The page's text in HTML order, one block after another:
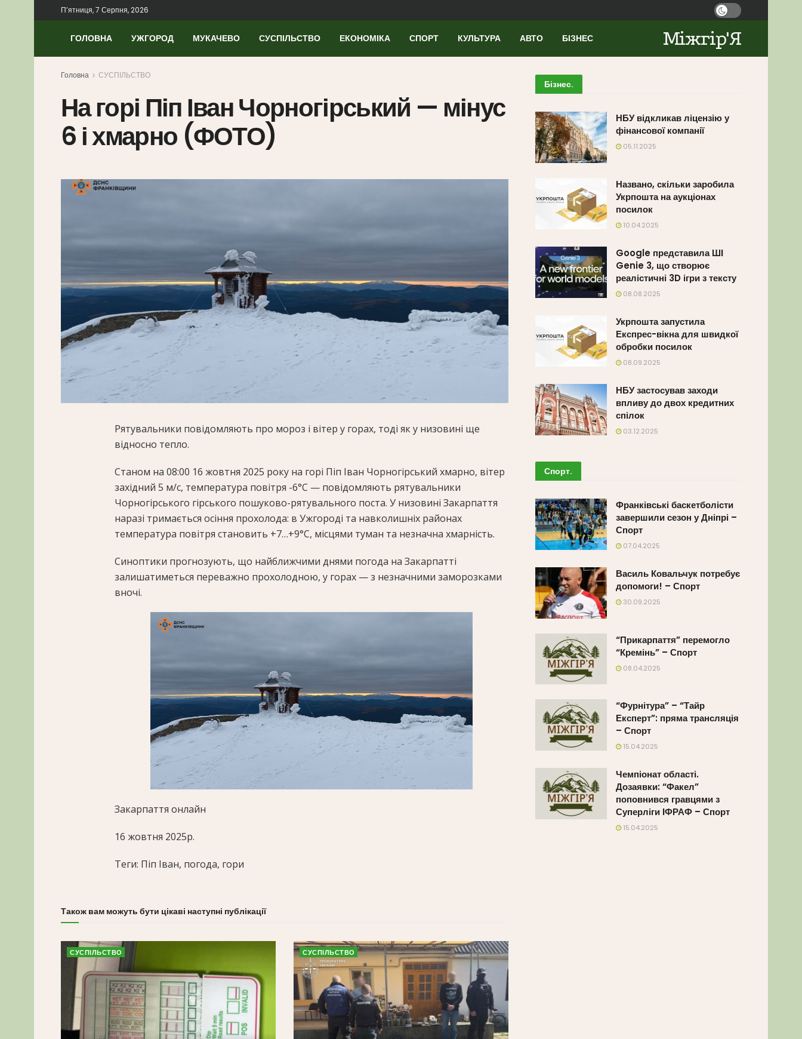
П’ятниця, 7 Серпня, 2026
ГОЛОВНА УЖГОРОД МУКАЧЕВО СУСПІЛЬСТВО ЕКОНОМІКА СПОРТ КУЛЬТУРА АВТО БІЗНЕС Міжгір'Я
Головна СУСПІЛЬСТВО
На горі Піп Іван Чорногірський — мінус
6 і хмарно (ФОТО)
Рятувальники повідомляють про мороз і вітер у горах, тоді як у низовині ще
відносно тепло.
Станом на 08:00 16 жовтня 2025 року на горі Піп Іван Чорногірський хмарно, вітер
західний 5 м/с, температура повітря -6°C — повідомляють рятувальники
Чорногірського гірського пошуково-рятувального поста. У низовині Закарпаття
наразі тримається осіння прохолода: в Ужгороді та навколишніх районах
температура повітря становить +7…+9°C, місцями туман та незначна хмарність.
Синоптики прогнозують, що найближчими днями погода на Закарпатті
залишатиметься переважно прохолодною, у горах — з незначними заморозками
вночі.
Закарпаття онлайн
16 жовтня 2025р.
Теги: Піп Іван, погода, гори
Також вам можуть бути цікаві наступні публікації
СУСПІЛЬСТВО СУСПІЛЬСТВО
Бізнес.
НБУ відкликав ліцензію у
фінансової компанії
05.11.2025
Названо, скільки заробила
Укрпошта на аукціонах
посилок
10.04.2025
Google представила ШІ
Genie 3, що створює
реалістичні 3D ігри з тексту
08.08.2025
Укрпошта запустила
Експрес-вікна для швидкої
обробки посилок
08.09.2025
НБУ застосував заходи
впливу до двох кредитних
спілок
03.12.2025
Спорт.
Франківські баскетболісти
завершили сезон у Дніпрі –
Спорт
07.04.2025
Василь Ковальчук потребує
допомоги! – Спорт
30.09.2025
“Прикарпаття” перемогло
“Кремінь” – Спорт
08.04.2025
“Фурнітура” – “Тайр
Експерт”: пряма трансляція
– Спорт
15.04.2025
Чемпіонат області.
Дозаявки: “Факел”
поповнився гравцями з
Суперліги ІФРАФ – Спорт
15.04.2025